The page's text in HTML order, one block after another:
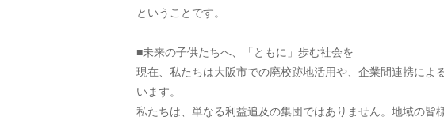
ということです。
■未来の子供たちへ、「ともに」歩む社会を
現在、私たちは大阪市での廃校跡地活用や、企業間連携に
います。
私たちは、単なる利益追及の集団ではありません。地域の